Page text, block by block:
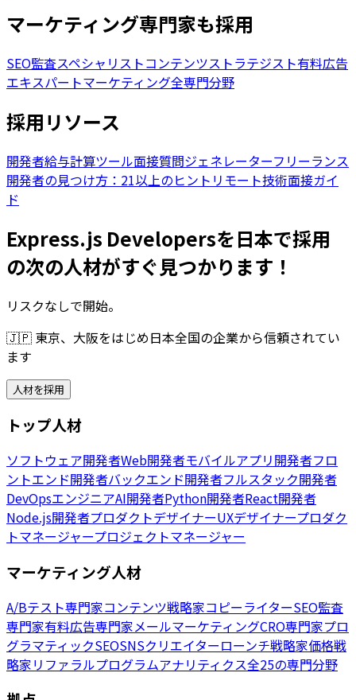
マーケティング専門家も採用
SEO監査スペシャリストコンテンツストラテジスト有料広告
エキスパートマーケティング全専門分野
採用リソース
開発者給与計算ツール面接質問ジェネレーターフリーランス
開発者の見つけ方：21以上のヒント リモート技術面接ガイ
ド
Express.js Developersを日本で採用
の次の人材がすぐ見つかります！
リスクなしで開始。
🇯🇵 東京、大阪をはじめ日本全国の企業から信頼されてい
ます
人材を採用
トップ人材
ソフトウェア開発者Web開発者モバイルアプリ開発者フロ
ントエンド開発者バックエンド開発者フルスタック開発者
DevOpsエンジニアAI開発者Python開発者React開発者
Node.js開発者プロダクトデザイナーUXデザイナープロダク
トマネージャープロジェクトマネージャー
マーケティング人材
A/Bテスト専門家コンテンツ戦略家コピーライターSEO監査
専門家有料広告専門家メールマーケティングCRO専門家プロ
グラマティックSEOSNSクリエイターローンチ戦略家価格戦
略家リファラルプログラムアナリティクス全25の専門分野